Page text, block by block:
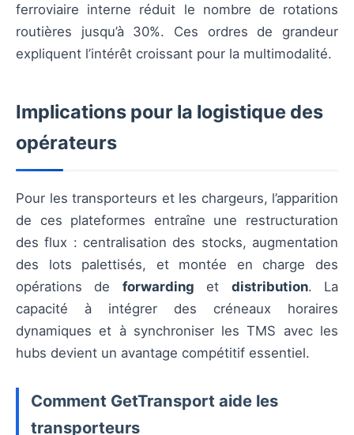
ferroviaire interne réduit le nombre de rotations
routières jusqu’à 30%. Ces ordres de grandeur
expliquent l’intérêt croissant pour la multimodalité.
Implications pour la logistique des
opérateurs
Pour les transporteurs et les chargeurs, l’apparition
de ces plateformes entraîne une restructuration
des flux : centralisation des stocks, augmentation
des lots palettisés, et montée en charge des
opérations de forwarding et distribution. La
capacité à intégrer des créneaux horaires
dynamiques et à synchroniser les TMS avec les
hubs devient un avantage compétitif essentiel.
Comment GetTransport aide les
transporteurs